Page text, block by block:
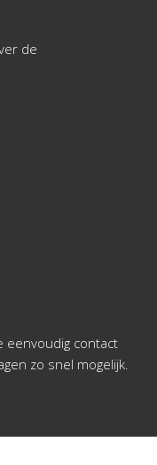
de
eenvoudig contact
zo snel mogelijk.